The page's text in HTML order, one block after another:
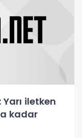
iletken
kadar